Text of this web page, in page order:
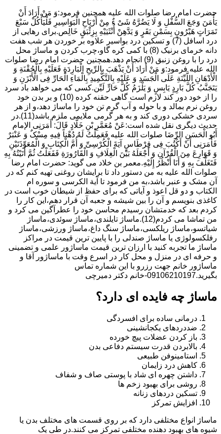
حضرت امام رضا صلوات الله علیه همچنین فرمود:وَ مَنْ أَرَادَ أَنْ
یَأْمَنَ وَجَعَ السُّفْلِ وَ لَا یَضُرَّهُ شَیْ ءٌ مِنْ أَرْیَاحِ الْبَوَاسِیرِ فَلْیَأْکُلْ سَبْعَ
تَمَرَاتٍ هَیْرُونٍ بِسَمْنِ بَقَرٍ وَ یَدَّهِنْ أُنْثَیَیْهِ بِزِئْبَقٍ خَالِص.برای رهایی از
درد اسافل (7) و تسکین درد بواسیر علاوه بر خوردن هر شب هفت
دانه خرمای برنیک (8) با کمی کره گاو،چرب کردن و ماساژ محل
درد را با روغن زنبق (9) انجام دهد.همچنین حضرت امام رضا صلوات
الله علیه فرمود:وَ مَنْ أَرَادَ أَنْ یَذْهَبَ بِالرِّیحِ الْبَارِدَةِ فَعَلَیْهِ بِالْحُقْنَةِ وَ
الْأَدْهَانِ اللَّیِّنَةِ عَلَى الْجَسَدِ وَ عَلَیْهِ بِالتَّکْمِیدِ بِالْمَاءِ الْحَارِّ فِی الْأَبْزَنِ وَ
یَتَجَنَّبُ کُلَّ بَارِدٍ یَابِسٍ وَ یَلْزَمُ کُلَّ حَارٍّ لَیِّن.کسی که می خواهد باد سرد
را از خود دور کند لازم است گاهی حقنه کرده (10) و بر بدن خود
روغن نرم بمالد و با حوله و آب گرم تن خود را ماساژ دهد،و از هر
سردی خشکی دوری کند و به هر گرمی ملایمی ملزم باشد(11).در
حدیث دیگری نقل شده است:عَنْ مُعَمَّرِ بْنِ خَلَّادٍ قَالَ: أَمَرَنِی الإمام
أَبُو الْحَسَنِ الرِّضَا صلوات الله علیه فَعَمِلْتُ لَهُ دُهْناً فِیهِ مِسْکٌ وَ عَنْبَرٌ
فَأَمَرَنِی أَنْ أَکْتُبَ فِی قِرْطَاسٍ آیَةَ الْکُرْسِیِّ وَ أُمَّ الْکِتَابِ وَ الْمُعَوِّذَتَیْنِ
وَ قَوَارِعَ مِنَ الْقُرْآنِ وَ أَجْعَلَهُ بَیْنَ الْغِلَافِ وَ الْقَارُورَةِ فَفَعَلْتُ ثُمَّ أَتَیْتُهُ بِهِ
فَتَغَلَّفَ بِهِ وَ أَنَا أَنْظُرُ إِلَیْهِ.معمر بن خلاد می گوید: حضرت امام رضا
صلوات الله علیه به من دستور داد تا برایشان روغنى تهیه کنم که در
آن مشک و عنبر باشد،به من فرمود تا آیة الکرسى و سوره ام
الکتاب و دو قل اعوذ و آیاتى که براى حفظ از شیطان خوب است در
کاغذى بنویسم و آن را بین شیشه و جعبه آن قرار دهم،این کار را
کردم بعد که خدمتشان رسیدم محاسن خود را عطرآگین می کرد و
من تماشا می کردم(12).ماساژ تایلندی،ماساژ سوئدی،ماساژ
شیاتسو،ماساژ ریلکسی،ماساژ سنگ داغ،ماساژ ورزشی،ماساژ
رفلکسولوژی یا ماساژ صندلی را با پایین ترین قیمت در مراکز
ماساژ ما تجربه کنید با ارزان ترین قیمت ماساژور علمی و تضمینی
و حرفه ای در منزل و محل کار در اسرع وقت با ماساژور آقا و
ماساژور خانم جهت رزرو با این شماره تماس
بگیرید.09106210197-خانم دکتر دمیرچی
ماساژ چه فایده ای دارد؟
درمانی ساده برای افسردگی
ضددردهای یکجانشینی
باز کردن عضلات پیچ خورده
بالابردن قدرت سیستم دفاعی بدن
استامینوفن طبیعی
کاهش درد زایمان
داشتن چهره ای شاد با پوستی صاف و شفاف
روشی برای بهبود زخم ها
تسکین دردهای زنانه
افزایش تمرکز
ماساژ انواع مختلفی دارد که بر روی قسمت های مختلف بدن یا
شیوه های بهبود دهنده مختلفی تمرکز می کنند.در طی یک